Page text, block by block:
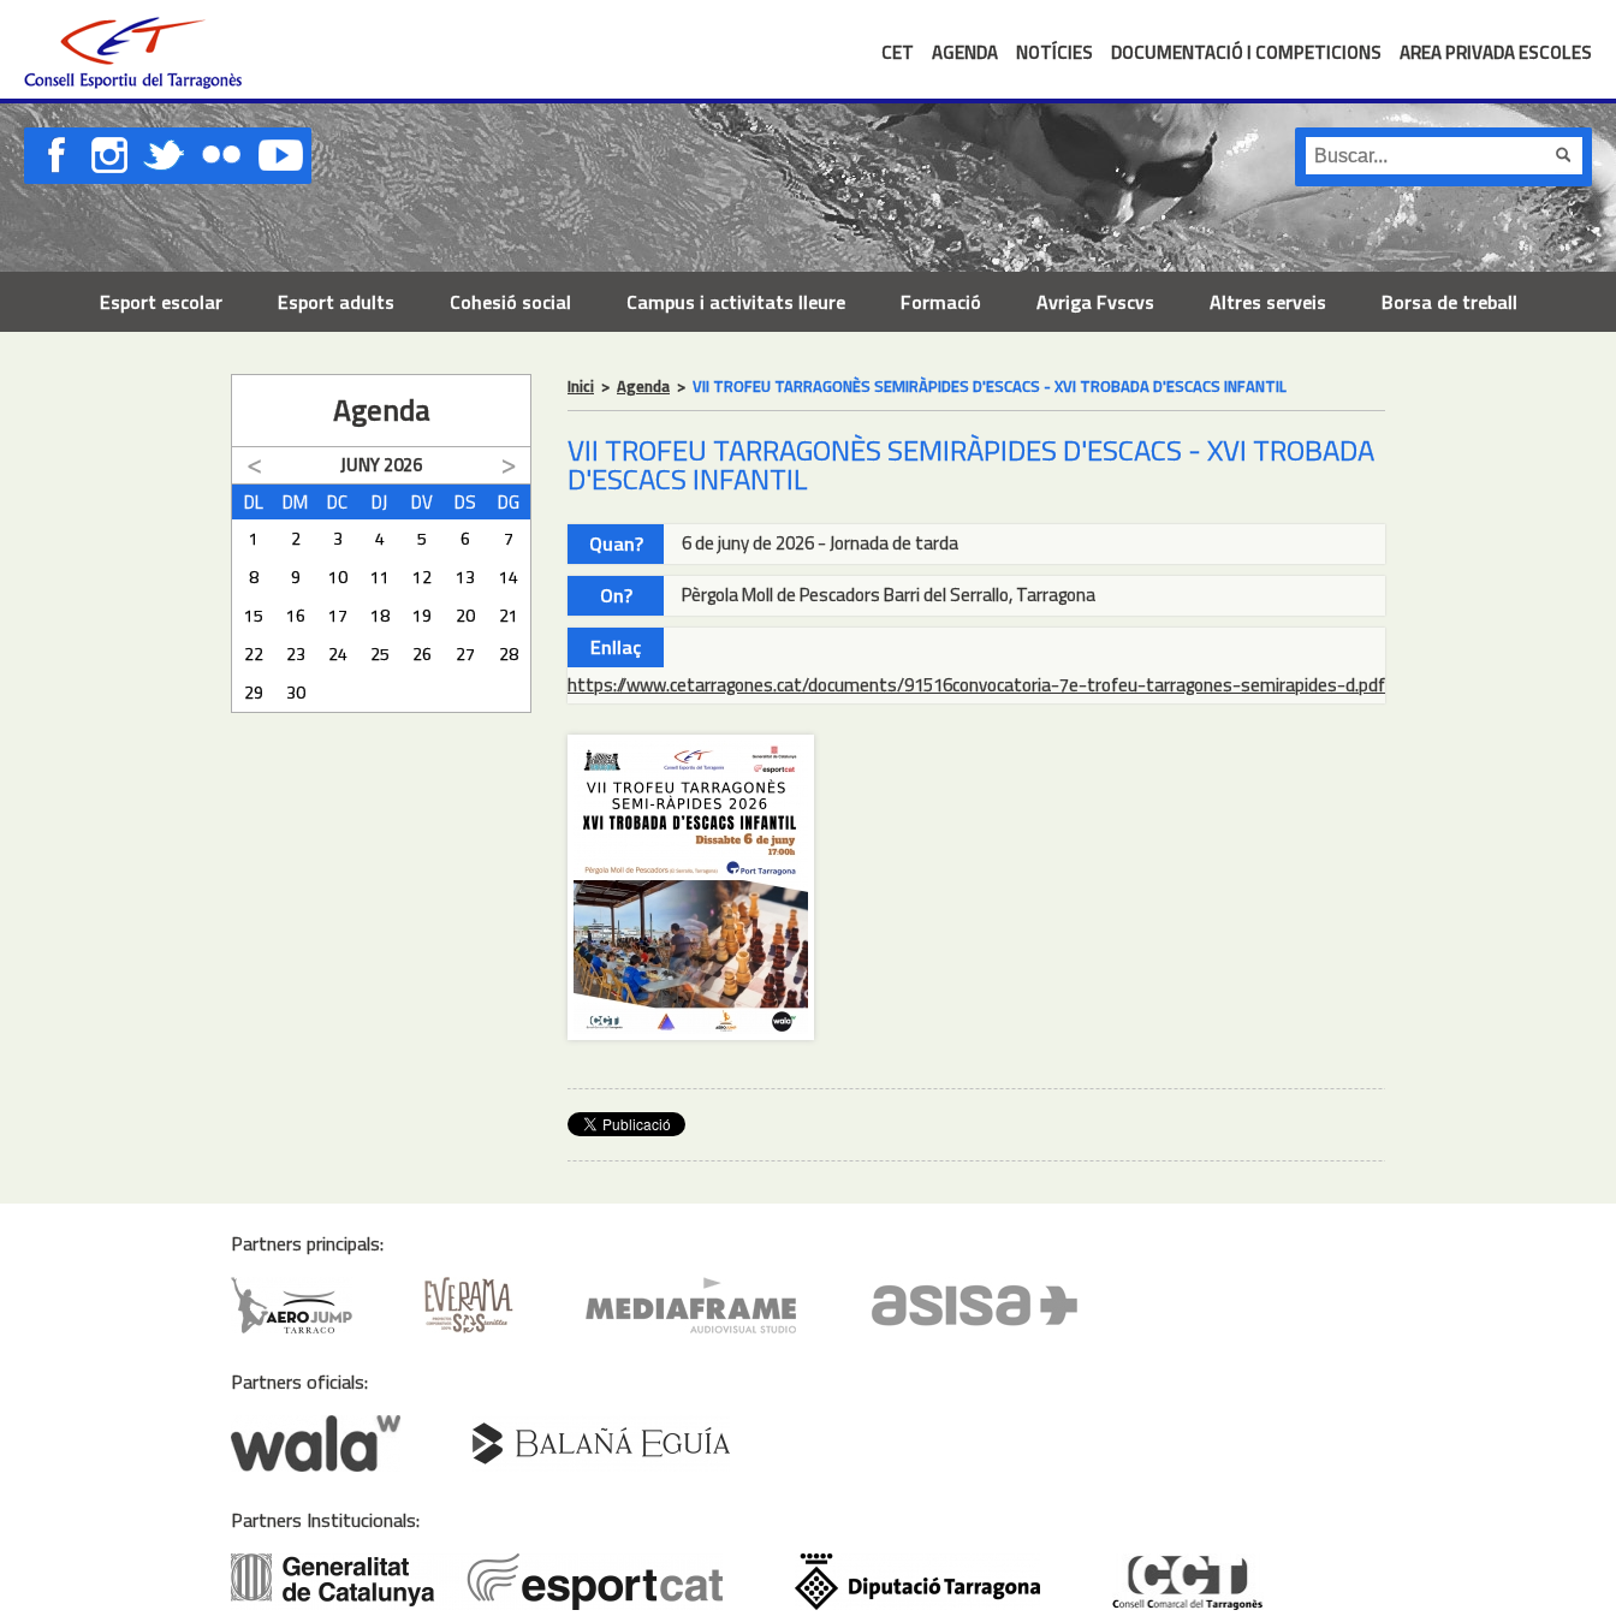
CET AGENDA NOTÍCIES DOCUMENTACIÓ I COMPETICIONS AREA PRIVADA ESCOLES
Esport escolar Esport adults Cohesió social Campus i activitats lleure Formació Avriga Fvscvs Altres serveis Borsa de treball
Agenda
JUNY2026
DL
DM DC DJ DV DS DG
1 2 3 4 5 6
7
8
9 10 11 12 13
14
15
16 17 18 19 20
21
22
23 24 25 26 27
28
29
30
Inici > Agenda > VII TROFEU TARRAGONÈS SEMIRÀPIDES D'ESCACS - XVI TROBADA D'ESCACS INFANTIL
VII TROFEU TARRAGONÈS SEMIRÀPIDES D'ESCACS - XVI TROBADA
D'ESCACS INFANTIL
Quan? 6 de juny de 2026 - Jornada de tarda
On? Pèrgola Moll de Pescadors Barri del Serrallo, Tarragona
Enllaç
https://www.cetarragones.cat/documents/91516convocatoria-7e-trofeu-tarragones-semirapides-d.pdf
Partners principals:
Partners oficials:
Partners Institucionals: